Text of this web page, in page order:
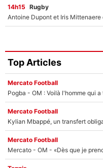
14h15 Rugby
Top Articles
Mercato Football
Pogba - OM : Voilà l'homme qui
Mercato Football
Kylian Mbappé, un transfert
Mercato Football